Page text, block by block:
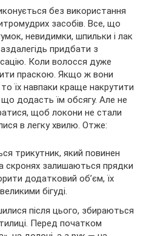
без використання
засобів. Все, що
невидимки, шпильки і лак
придбати з
Коли волосся дуже
праскою. Якщо ж вони
то їх навпаки краще накрутити
що додасть їм обсягу. Але не
щоб локони не стали
в легку хвилю. Отже:
трикутник, який повинен
скронях залишаються прядки
додатковий об’єм, їх
бігуді.
після цього, збираються
Перед початком